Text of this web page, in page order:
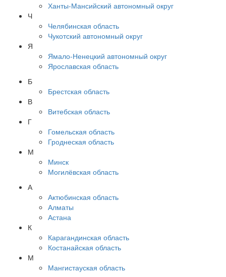
Ханты-Мансийский автономный округ
Ч
Челябинская область
Чукотский автономный округ
Я
Ямало-Ненецкий автономный округ
Ярославская область
Б
Брестская область
В
Витебская область
Г
Гомельская область
Гроднеская область
М
Минск
Могилёвская область
А
Актюбинская область
Алматы
Астана
К
Карагандинская область
Костанайская область
М
Мангистауская область